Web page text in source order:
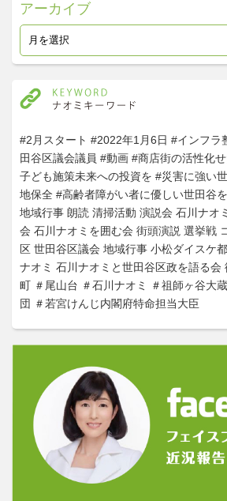
アーカイブ
#2月スタート #2022年1月6日 #インフラ
田谷区議会議員 #動画 #商店街の活性化
子ども施策未来への投資を #災害に強い
地保全 #高齢者障がい者に優しい世田谷を
地域行事 朗読 清掃活動 演説会 石川ナオ
会 石川ナオミを囲む会 街頭演説 選挙戦
区 世田谷区議会 地域行事 小松ダイスケ
ナオミ 石川ナオミと世田谷区政を語る会
町 ＃尾山台 ＃石川ナオミ ＃祖師ヶ谷大蔵
団 ＃若宮けんじ内閣府特命担当大臣